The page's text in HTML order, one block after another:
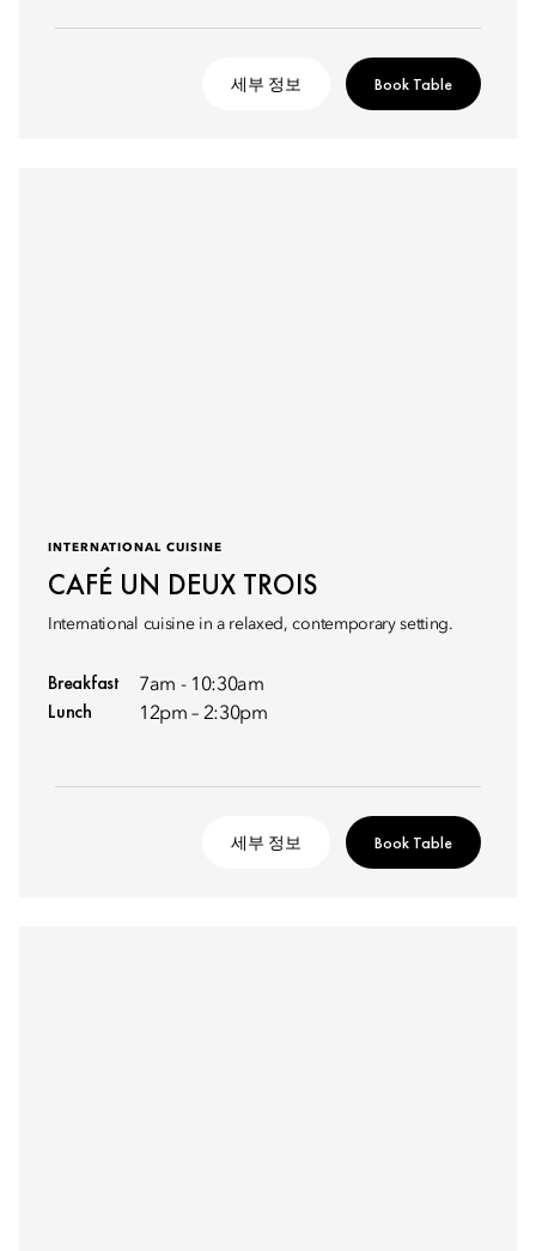
세부 정보 Book Table
INTERNATIONAL CUISINE
CAFÉ UN DEUX TROIS
International cuisine in a relaxed, contemporary setting.
Breakfast 7am - 10:30am
Lunch 12pm – 2:30pm
세부 정보 Book Table